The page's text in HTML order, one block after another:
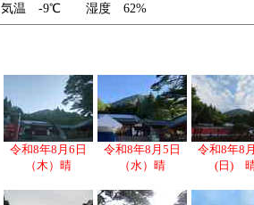
気温 -9℃ 湿度 62%
令和8年8月6日
（木）晴
令和8年8月5日
（水）晴
令和8年8
(日)